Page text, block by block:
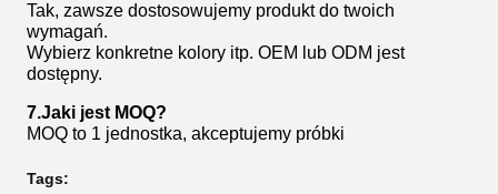
Tak, zawsze dostosowujemy produkt do twoich
wymagań.
Wybierz konkretne kolory itp. OEM lub ODM jest
dostępny.
7.Jaki jest MOQ?
MOQ to 1 jednostka, akceptujemy próbki
Tags: